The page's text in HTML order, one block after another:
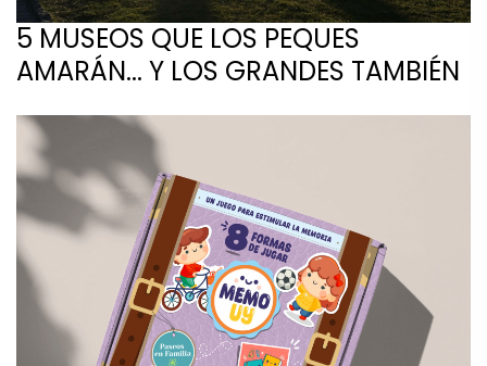
5 MUSEOS QUE LOS PEQUES
AMARÁN... Y LOS GRANDES TAMBIÉN